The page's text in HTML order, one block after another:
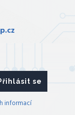
Přihlásit se
informací